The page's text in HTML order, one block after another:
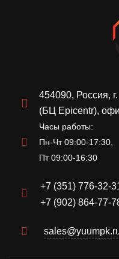
454090, Россия,
(БЦ Epicentr),
Часы работы:
Пн-Чт 09:00-17:30,
Пт 09:00-16:30
+7 (351) 776-32-
+7 (902) 864-77-